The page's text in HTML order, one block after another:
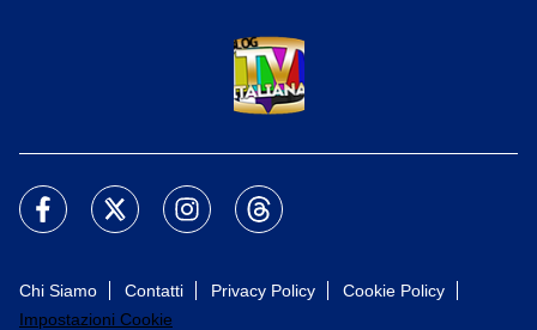
Chi Siamo Contatti Privacy Policy
Cookie Policy
Impostazioni Cookie